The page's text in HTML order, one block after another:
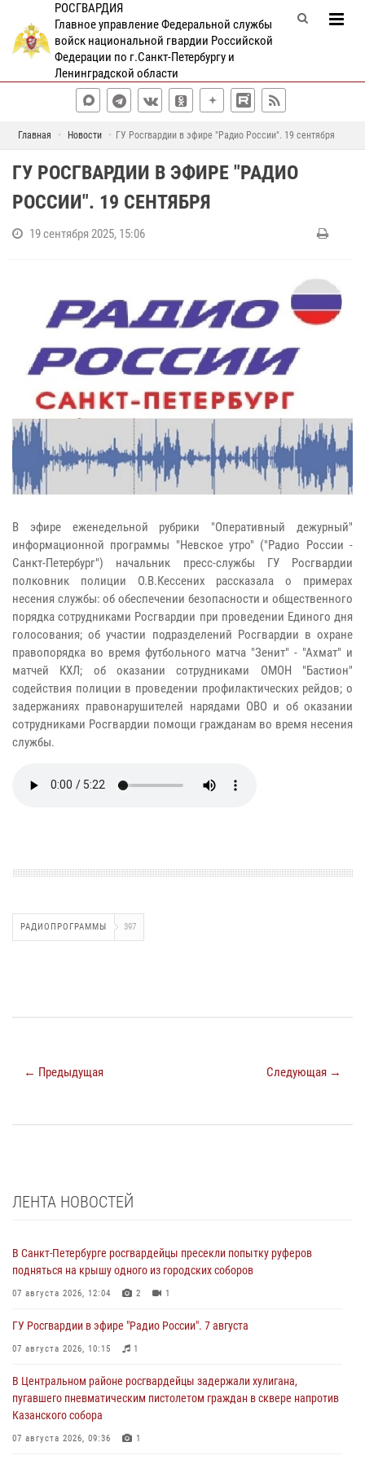
РОСГВАРДИЯ
Главное управление Федеральной службы
войск национальной гвардии Российской
Федерации по г.Санкт-Петербургу и
Ленинградской области
Главная Новости ГУ Росгвардии в эфире "Радио России". 19 сентября
ГУ РОСГВАРДИИ В ЭФИРЕ "РАДИО
РОССИИ". 19 СЕНТЯБРЯ
19 сентября 2025, 15:06
В эфире еженедельной рубрики "Оперативный дежурный"
информационной программы "Невское утро" ("Радио России -
Санкт-Петербург") начальник пресс-службы ГУ Росгвардии
полковник полиции О.В.Кессених рассказала о примерах
несения службы: об обеспечении безопасности и общественного
порядка сотрудниками Росгвардии при проведении Единого дня
голосования; об участии подразделений Росгвардии в охране
правопорядка во время футбольного матча "Зенит" - "Ахмат" и
матчей КХЛ; об оказании сотрудниками ОМОН "Бастион"
содействия полиции в проведении профилактических рейдов; о
задержаниях правонарушителей нарядами ОВО и об оказании
сотрудниками Росгвардии помощи гражданам во время несения
службы.
РАДИОПРОГРАММЫ 397
← Предыдущая Следующая →
ЛЕНТА НОВОСТЕЙ
В Санкт-Петербурге росгвардейцы пресекли попытку руферов
подняться на крышу одного из городских соборов
07 августа 2026, 12:04 2 1
ГУ Росгвардии в эфире "Радио России". 7 августа
07 августа 2026, 10:15 1
В Центральном районе росгвардейцы задержали хулигана,
пугавшего пневматическим пистолетом граждан в сквере напротив
Казанского собора
07 августа 2026, 09:36 1